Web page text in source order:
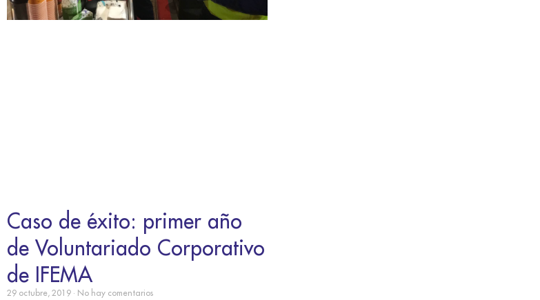
Caso de éxito: primer año
de Voluntariado Corporativo
de IFEMA
29 octubre, 2019 No hay comentarios